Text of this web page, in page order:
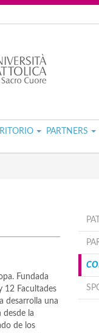
PARTNERS
Fundada
12 Facultades
desarrolla una
la
de los